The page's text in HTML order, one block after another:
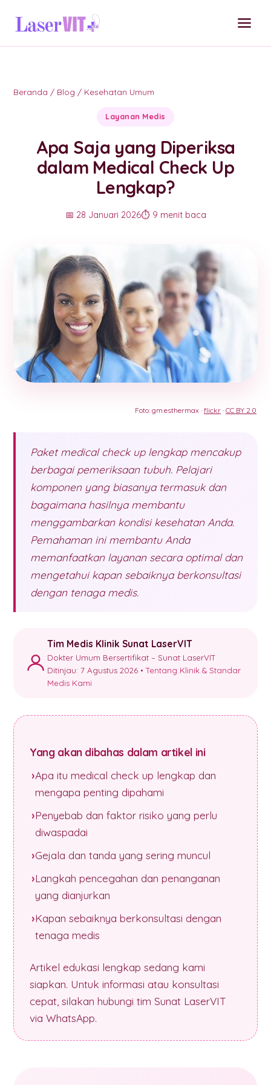
Beranda / Blog / Kesehatan Umum
Layanan Medis
Apa Saja yang Diperiksa
dalam Medical Check Up
Lengkap?
📅 28 Januari 2026⏱️ 9 menit baca
Foto: gm.esthermax · flickr · CC BY 2.0
Paket medical check up lengkap mencakup
berbagai pemeriksaan tubuh. Pelajari
komponen yang biasanya termasuk dan
bagaimana hasilnya membantu
menggambarkan kondisi kesehatan Anda.
Pemahaman ini membantu Anda
memanfaatkan layanan secara optimal dan
mengetahui kapan sebaiknya berkonsultasi
dengan tenaga medis.
Tim Medis Klinik Sunat LaserVIT
Dokter Umum Bersertifikat – Sunat LaserVIT
Ditinjau: 7 Agustus 2026 •Tentang Klinik & Standar
Medis Kami
Yang akan dibahas dalam artikel ini
Apa itu medical check up lengkap dan
mengapa penting dipahami
Penyebab dan faktor risiko yang perlu
diwaspadai
Gejala dan tanda yang sering muncul
Langkah pencegahan dan penanganan
yang dianjurkan
Kapan sebaiknya berkonsultasi dengan
tenaga medis
Artikel edukasi lengkap sedang kami
siapkan. Untuk informasi atau konsultasi
cepat, silakan hubungi tim Sunat LaserVIT
via WhatsApp.